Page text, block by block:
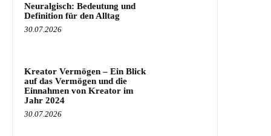
Neuralgisch: Bedeutung und
Definition für den Alltag
30.07.2026
Kreator Vermögen – Ein Blick
auf das Vermögen und die
Einnahmen von Kreator im
Jahr 2024
30.07.2026